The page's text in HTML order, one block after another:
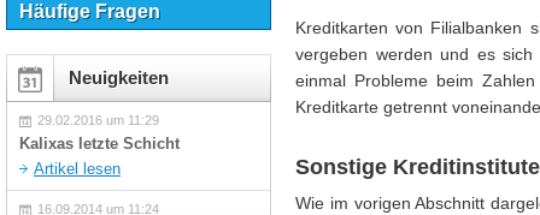
Kreditkarten von Filialbanken
vergeben werden und es
einmal Probleme beim
Kreditkarte getrennt
Sonstige
Wie im vorigen Abschnitt
Häufige Fragen
Neuigkeiten
29.02.2016 um 11:29
Kalixas letzte Schicht
Artikel lesen
16.09.2014 um 11:24